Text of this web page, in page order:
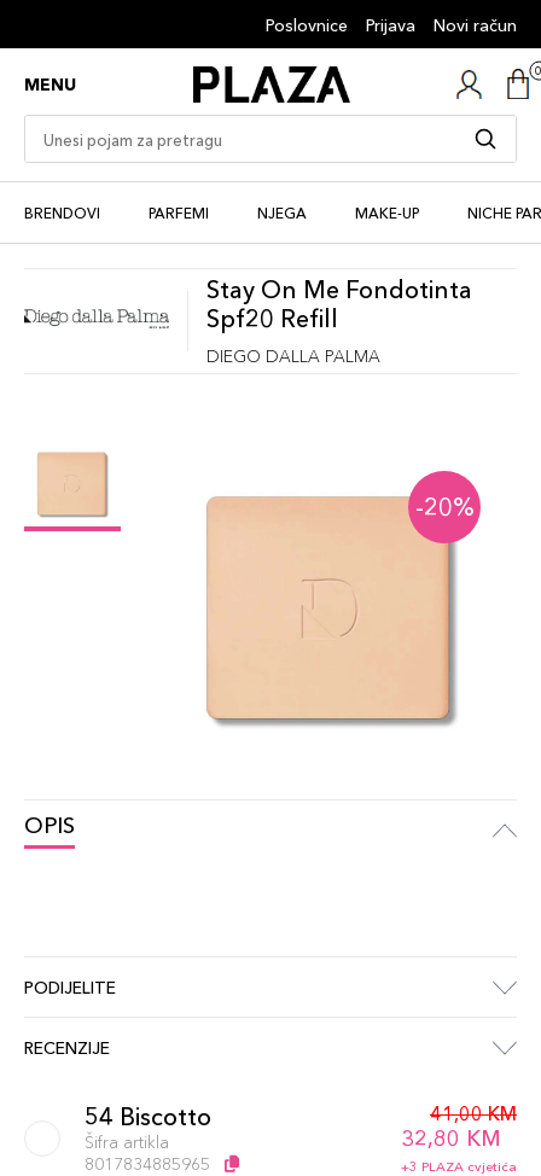
Poslovnice Prijava Novi račun
MENU
BRENDOVI PARFEMI NJEGA MAKE-UP NICHE
Stay On Me Fondotinta
Spf20 Refill
DIEGO DALLA PALMA
-20%
OPIS
PODIJELITE
RECENZIJE
54 Biscotto
Šifra artikla
8017834885965
41,00 KM
32,80 KM
+3 PLAZA cvjetića